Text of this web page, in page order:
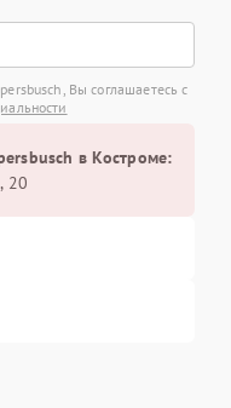
Вы соглашаетесь с
в Костроме:
20